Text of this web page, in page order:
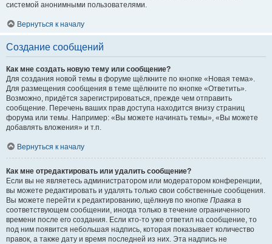
системой анонимными пользователями.
Вернуться к началу
Создание сообщений
Как мне создать новую тему или сообщение?
Для создания новой темы в форуме щёлкните по кнопке «Новая тема».
Для размещения сообщения в теме щёлкните по кнопке «Ответить».
Возможно, придётся зарегистрироваться, прежде чем отправить
сообщение. Перечень ваших прав доступа находится внизу страниц
форума или темы. Например: «Вы можете начинать темы», «Вы можете
добавлять вложения» и т.п.
Вернуться к началу
Как мне отредактировать или удалить сообщение?
Если вы не являетесь администратором или модератором конференции,
вы можете редактировать и удалять только свои собственные сообщения.
Вы можете перейти к редактированию, щёлкнув по кнопке Правка в
соответствующем сообщении, иногда только в течение ограниченного
времени после его создания. Если кто-то уже ответил на сообщение, то
под ним появится небольшая надпись, которая показывает количество
правок, а также дату и время последней из них. Эта надпись не